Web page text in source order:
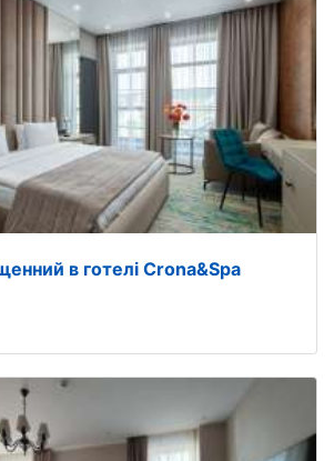
в готелі Crona&Spa